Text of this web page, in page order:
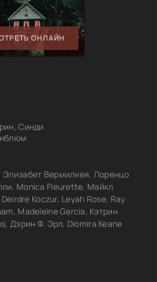
ОНЛАЙН
Синди
Элизабет Вермилиея, Лоренцо
Monica Fleurette, Майкл
Koczur, Leyah Rose, Ray
Madeleine Garcia, Кэтрин
Дэрин Ф. Эрл, Diomira Keane